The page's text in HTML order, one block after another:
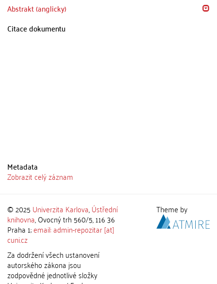
Abstrakt (anglicky)
Citace dokumentu
Metadata
Zobrazit celý záznam
© 2025 Univerzita Karlova,Ústřední
knihovna, Ovocný trh 560/5, 116 36
Praha 1;email: admin-repozitar [at]
cuni.cz
Za dodržení všech ustanovení
autorského zákona jsou
zodpovědné jednotlivé složky
Theme by